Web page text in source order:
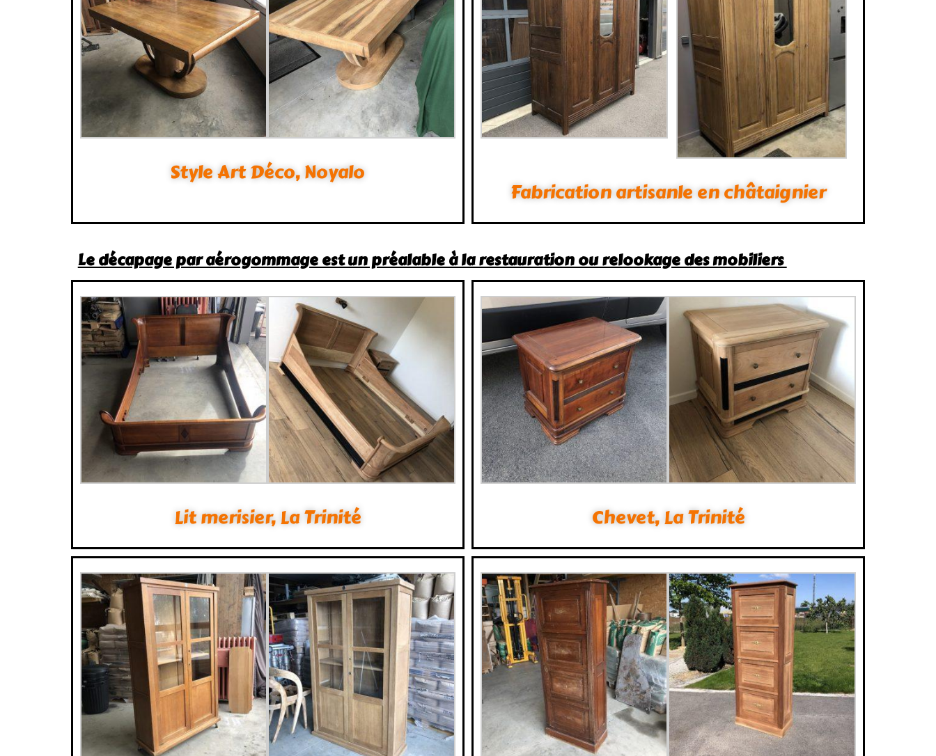
Style Art Déco, Noyalo
Fabrication artisanle en châtaignier
Le décapage par aérogommage est un préalable à la restauration ou relookage des mobiliers
Lit merisier, La Trinité Chevet, La Trinité